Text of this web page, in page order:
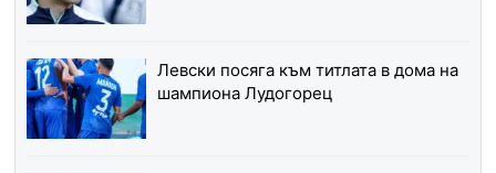
Левски посяга към титлата в дома на
шампиона Лудогорец